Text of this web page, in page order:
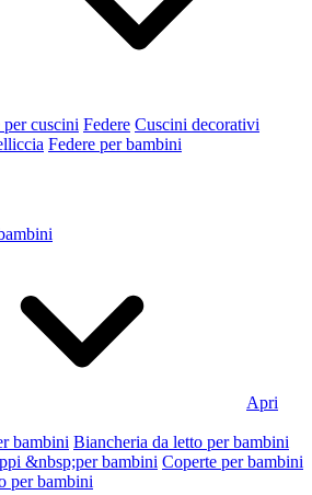
per cuscini Federe Cuscini decorativi
Federe per bambini
Apri
bambini Biancheria da letto per bambini
&nbsp;per bambini Coperte per bambini
per bambini